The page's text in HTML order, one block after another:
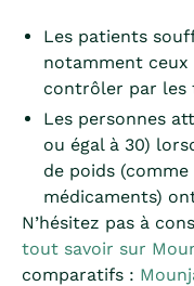
Les patients
notamment
contrôler par les
Les personnes
ou égal à 30)
de poids
médicaments)
N’hésitez pas à
tout savoir sur
comparatifs :